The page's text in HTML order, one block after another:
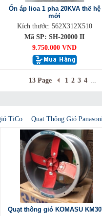
Ổn áp lioa 1 pha 20KVA thế hệ
mới
Kích thước: 562X312X510
Mã SP: SH-20000 II
9.750.000 VND
13 Page 1 2 3 4 ...
TiCo Quạt Thông Gió
Quạt thông gió KOMASU